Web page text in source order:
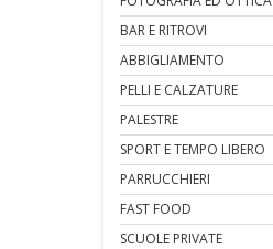
BAR E RITROVI
ABBIGLIAMENTO
PELLI E CALZATURE
PALESTRE
SPORT E TEMPO LIBERO
PARRUCCHIERI
FAST FOOD
SCUOLE PRIVATE